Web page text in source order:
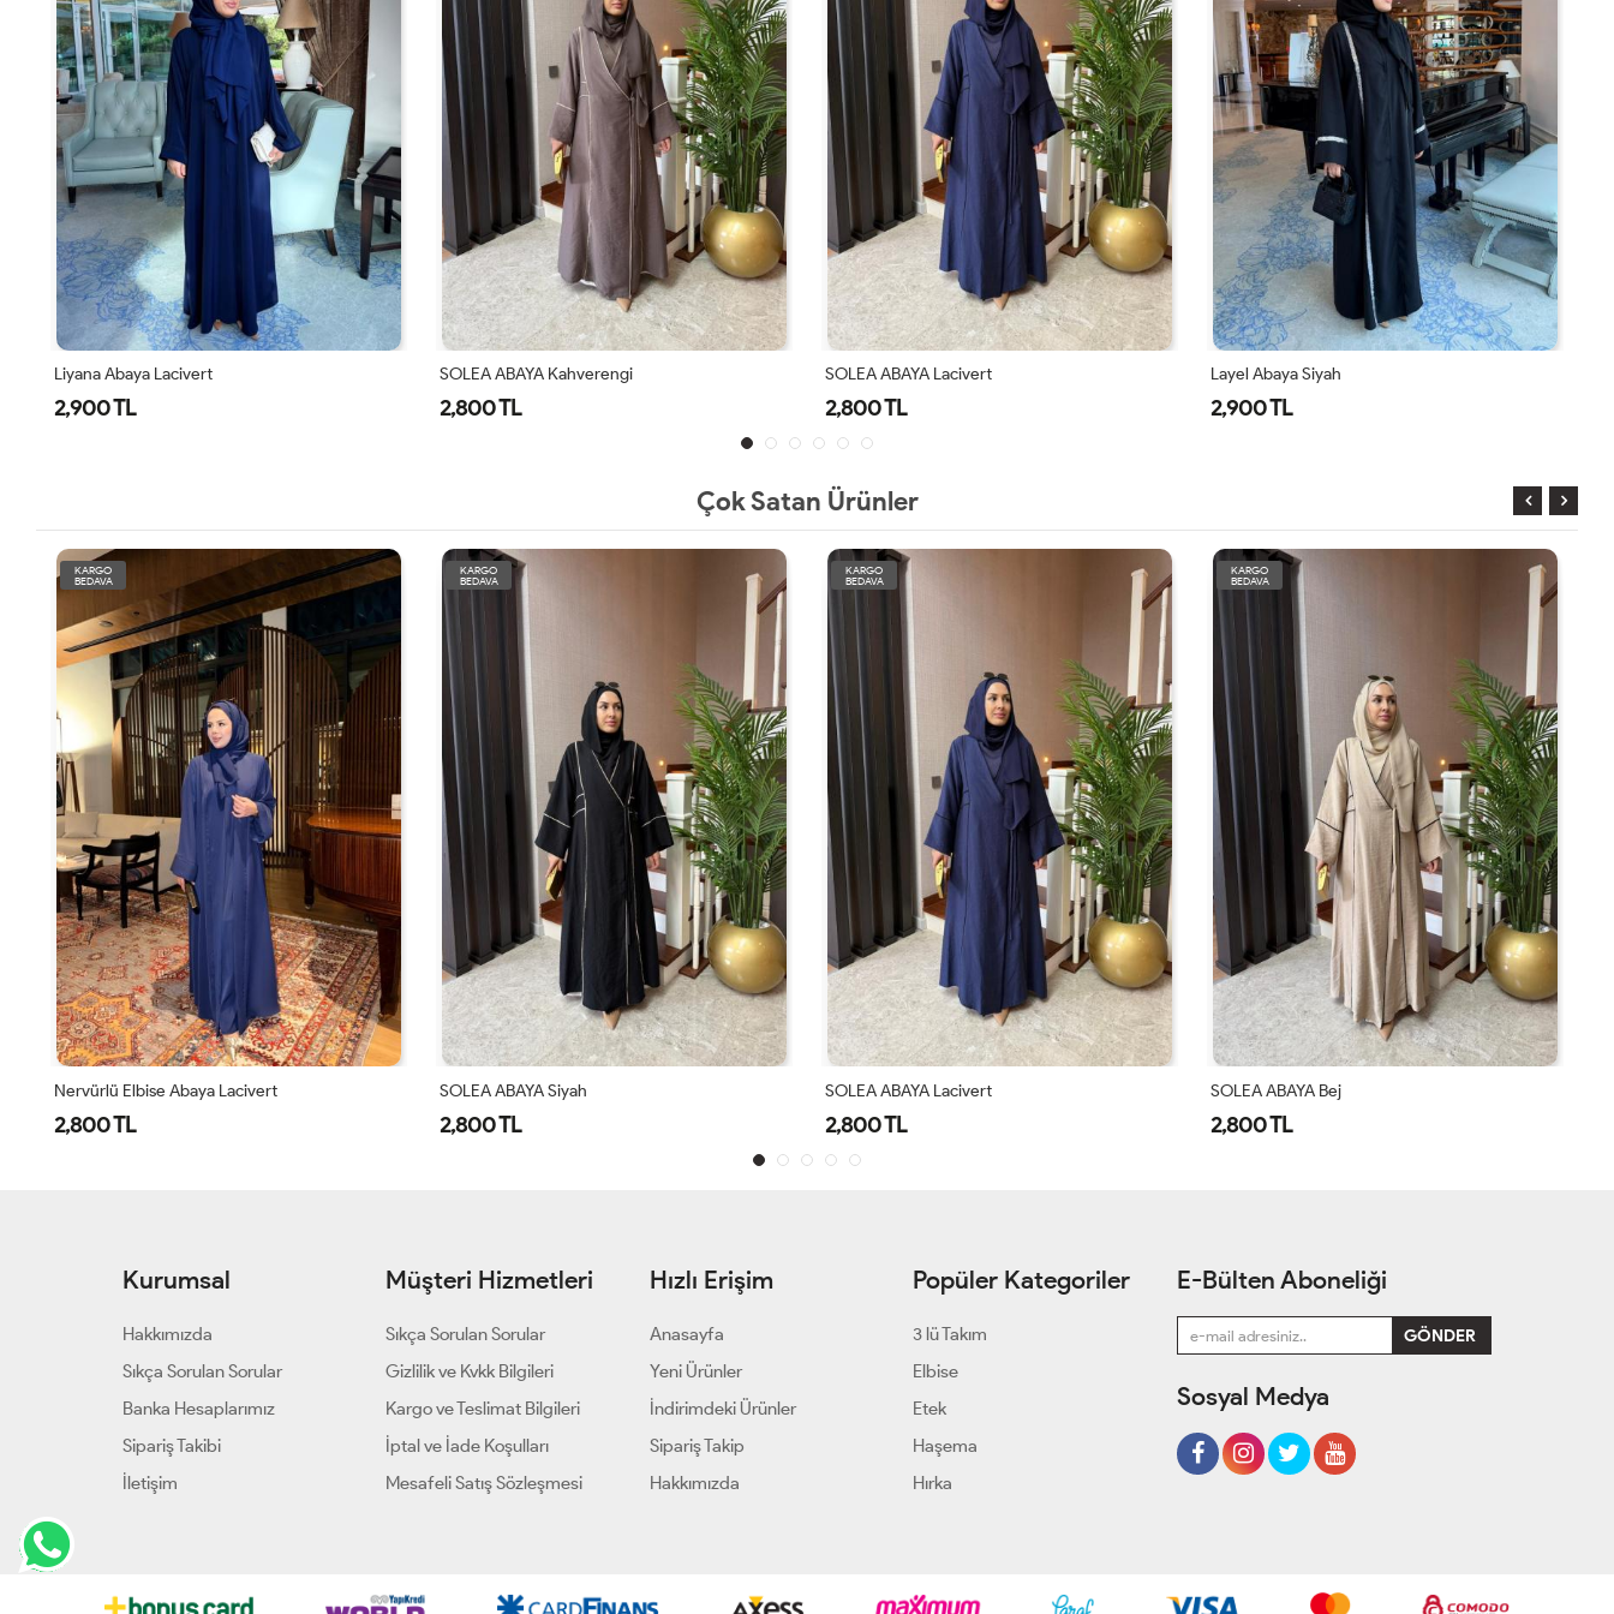
SOLEA ABAYA Kahverengi
2,800 TL
SOLEA ABAYA Lacivert
2,800 TL
Layel Abaya Siyah
2,900 TL
Sera Abaya Takım Siyah
4,700 TL
Çok Satan Ürünler
KARGO
BEDAVA
SOLEA ABAYA Siyah
2,800 TL
KARGO
BEDAVA
SOLEA ABAYA Lacivert
2,800 TL
KARGO
BEDAVA
SOLEA ABAYA Bej
2,800 TL
KARGO
BEDAVA
SOLEA ABAYA Kahverengi
2,800 TL
Kurumsal
Hakkımızda
Sıkça Sorulan Sorular
Banka Hesaplarımız
Sipariş Takibi
İletişim
Müşteri Hizmetleri
Sıkça Sorulan Sorular
Gizlilik ve Kvkk Bilgileri
Kargo ve Teslimat Bilgileri
İptal ve İade Koşulları
Mesafeli Satış Sözleşmesi
Hızlı Erişim
Anasayfa
Yeni Ürünler
İndirimdeki Ürünler
Sipariş Takip
Hakkımızda
Popüler Kategoriler
3 lü Takım
Elbise
Etek
Haşema
Hırka
E-Bülten Aboneliği
Sosyal Medya